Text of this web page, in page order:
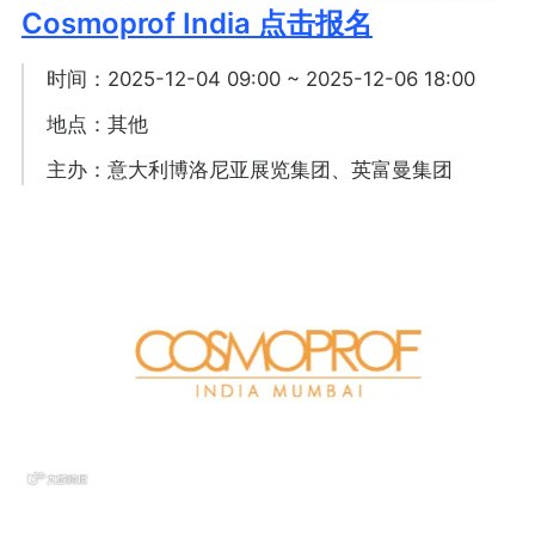
Cosmoprof India 点击报名
时间：2025-12-04 09:00 ~ 2025-12-06 18:00
地点：其他
主办：意大利博洛尼亚展览集团、英富曼集团